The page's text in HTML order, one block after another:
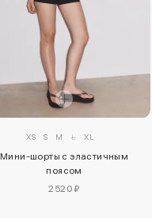
XS S M L XL
Мини-шорты с эластичным
поясом
2520 ₽